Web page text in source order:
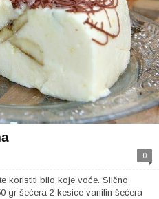
0
koristiti bilo koje voće. Slično
gr šećera 2 kesice vanilin šećera